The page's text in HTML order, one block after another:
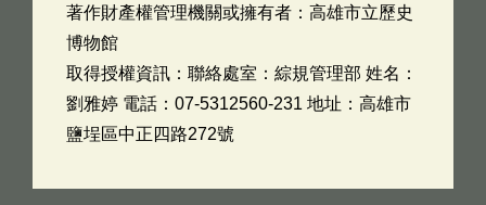
著作財產權管理機關或擁有者：高雄市立歷史
博物館
取得授權資訊：聯絡處室：綜規管理部 姓名：
劉雅婷 電話：07-5312560-231 地址：高雄市
鹽埕區中正四路272號